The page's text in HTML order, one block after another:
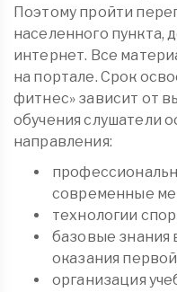
Поэтому пройти
населенного пункта,
интернет. Все
на портале. Срок
фитнес» зависит от
обучения слушатели
направления:
современные
технологии
базовые знания
оказания
организация